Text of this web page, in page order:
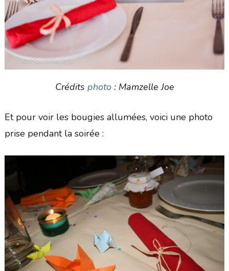
Crédits photo: Mamzelle Joe
Et pour voir les bougies allumées, voici une photo
prise pendant la soirée :